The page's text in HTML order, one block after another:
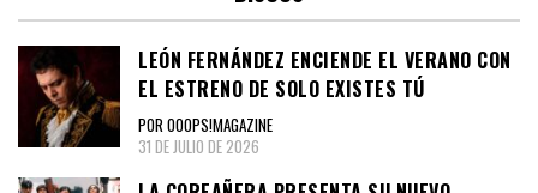
LEÓN FERNÁNDEZ ENCIENDE EL VERANO CON
EL ESTRENO DE SOLO EXISTES TÚ
POR OOOPS!MAGAZINE
31 DE JULIO DE 2026